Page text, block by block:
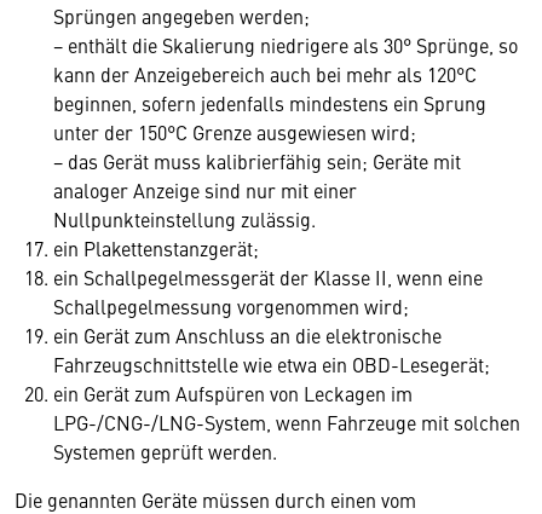
Sprüngen angegeben werden;
− enthält die Skalierung niedrigere als 30° Sprünge, so
kann der Anzeigebereich auch bei mehr als 120°C
beginnen, sofern jedenfalls mindestens ein Sprung
unter der 150°C Grenze ausgewiesen wird;
− das Gerät muss kalibrierfähig sein; Geräte mit
analoger Anzeige sind nur mit einer
Nullpunkteinstellung zulässig.
ein Plakettenstanzgerät;
ein Schallpegelmessgerät der Klasse II, wenn eine
Schallpegelmessung vorgenommen wird;
ein Gerät zum Anschluss an die elektronische
Fahrzeugschnittstelle wie etwa ein OBD-Lesegerät;
ein Gerät zum Aufspüren von Leckagen im
LPG-/CNG-/LNG-System, wenn Fahrzeuge mit solchen
Systemen geprüft werden.
Die genannten Geräte müssen durch einen vom